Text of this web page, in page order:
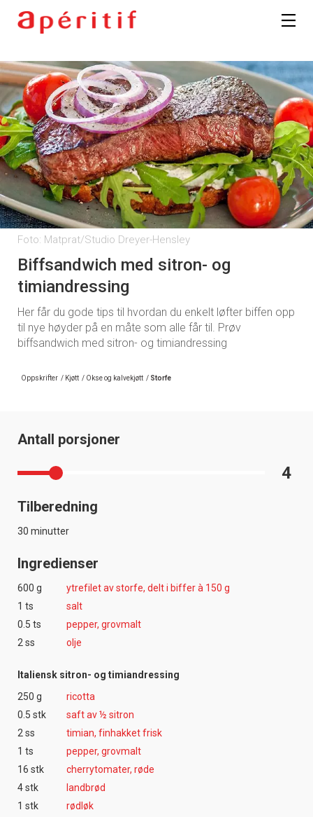
Foto: Matprat/Studio Dreyer-Hensley
Biffsandwich med sitron- og
timiandressing
Her får du gode tips til hvordan du enkelt løfter biffen opp
til nye høyder på en måte som alle får til. Prøv
biffsandwich med sitron- og timiandressing
Oppskrifter / Kjøtt / Okse og kalvekjøtt / Storfe
Antall porsjoner
4
Tilberedning
30 minutter
Ingredienser
600 g
ytrefilet av storfe, delt i biffer à 150 g
1 ts
salt
0.5 ts
pepper, grovmalt
2 ss
olje
Italiensk sitron- og timiandressing
250 g
ricotta
0.5 stk
saft av ½ sitron
2 ss
timian, finhakket frisk
1 ts
pepper, grovmalt
16 stk
cherrytomater, røde
4 stk
landbrød
1 stk
rødløk